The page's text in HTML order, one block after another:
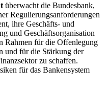
überwacht die Bundesbank,
Regulierungsanforderungen
ihre Geschäfts- und
und Geschäftsorganisation
Rahmen für die Offenlegung
und für die Stärkung der
zu schaffen.
für das Bankensystem